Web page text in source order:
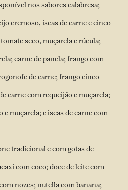
nos sabores calabresa;
cremoso, iscas de carne e cinco
seco, muçarela e rúcula;
carne de panela; frango com
de carne; frango cinco
carne com requeijão e muçarela;
e muçarela; e iscas de carne com
tradicional e com gotas de
com coco; doce de leite com
nozes; nutella com banana;